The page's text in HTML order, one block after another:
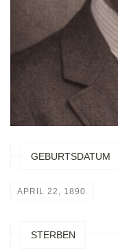
GEBURTSDATUM
APRIL 22, 1890
STERBEN